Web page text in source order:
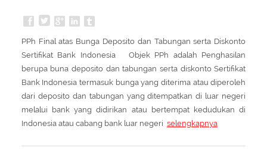
PPh Final atas Bunga Deposito dan Tabungan serta Diskonto
Sertifikat Bank Indonesia Objek PPh adalah Penghasilan
berupa buna deposito dan tabungan serta diskonto Sertifikat
Bank Indonesia termasuk bunga yang diterima atau diperoleh
dari deposito dan tabungan yang ditempatkan di luar negeri
melalui bank yang didirikan atau bertempat kedudukan di
Indonesia atau cabang bank luar negeri selengkapnya